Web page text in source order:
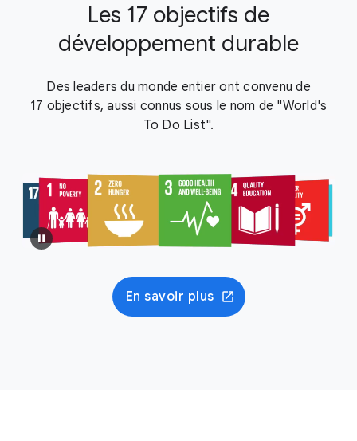
Les 17 objectifs de
développement durable
Des leaders du monde entier ont convenu de
17 objectifs, aussi connus sous le nom de "World's
To Do List".
En savoir plus